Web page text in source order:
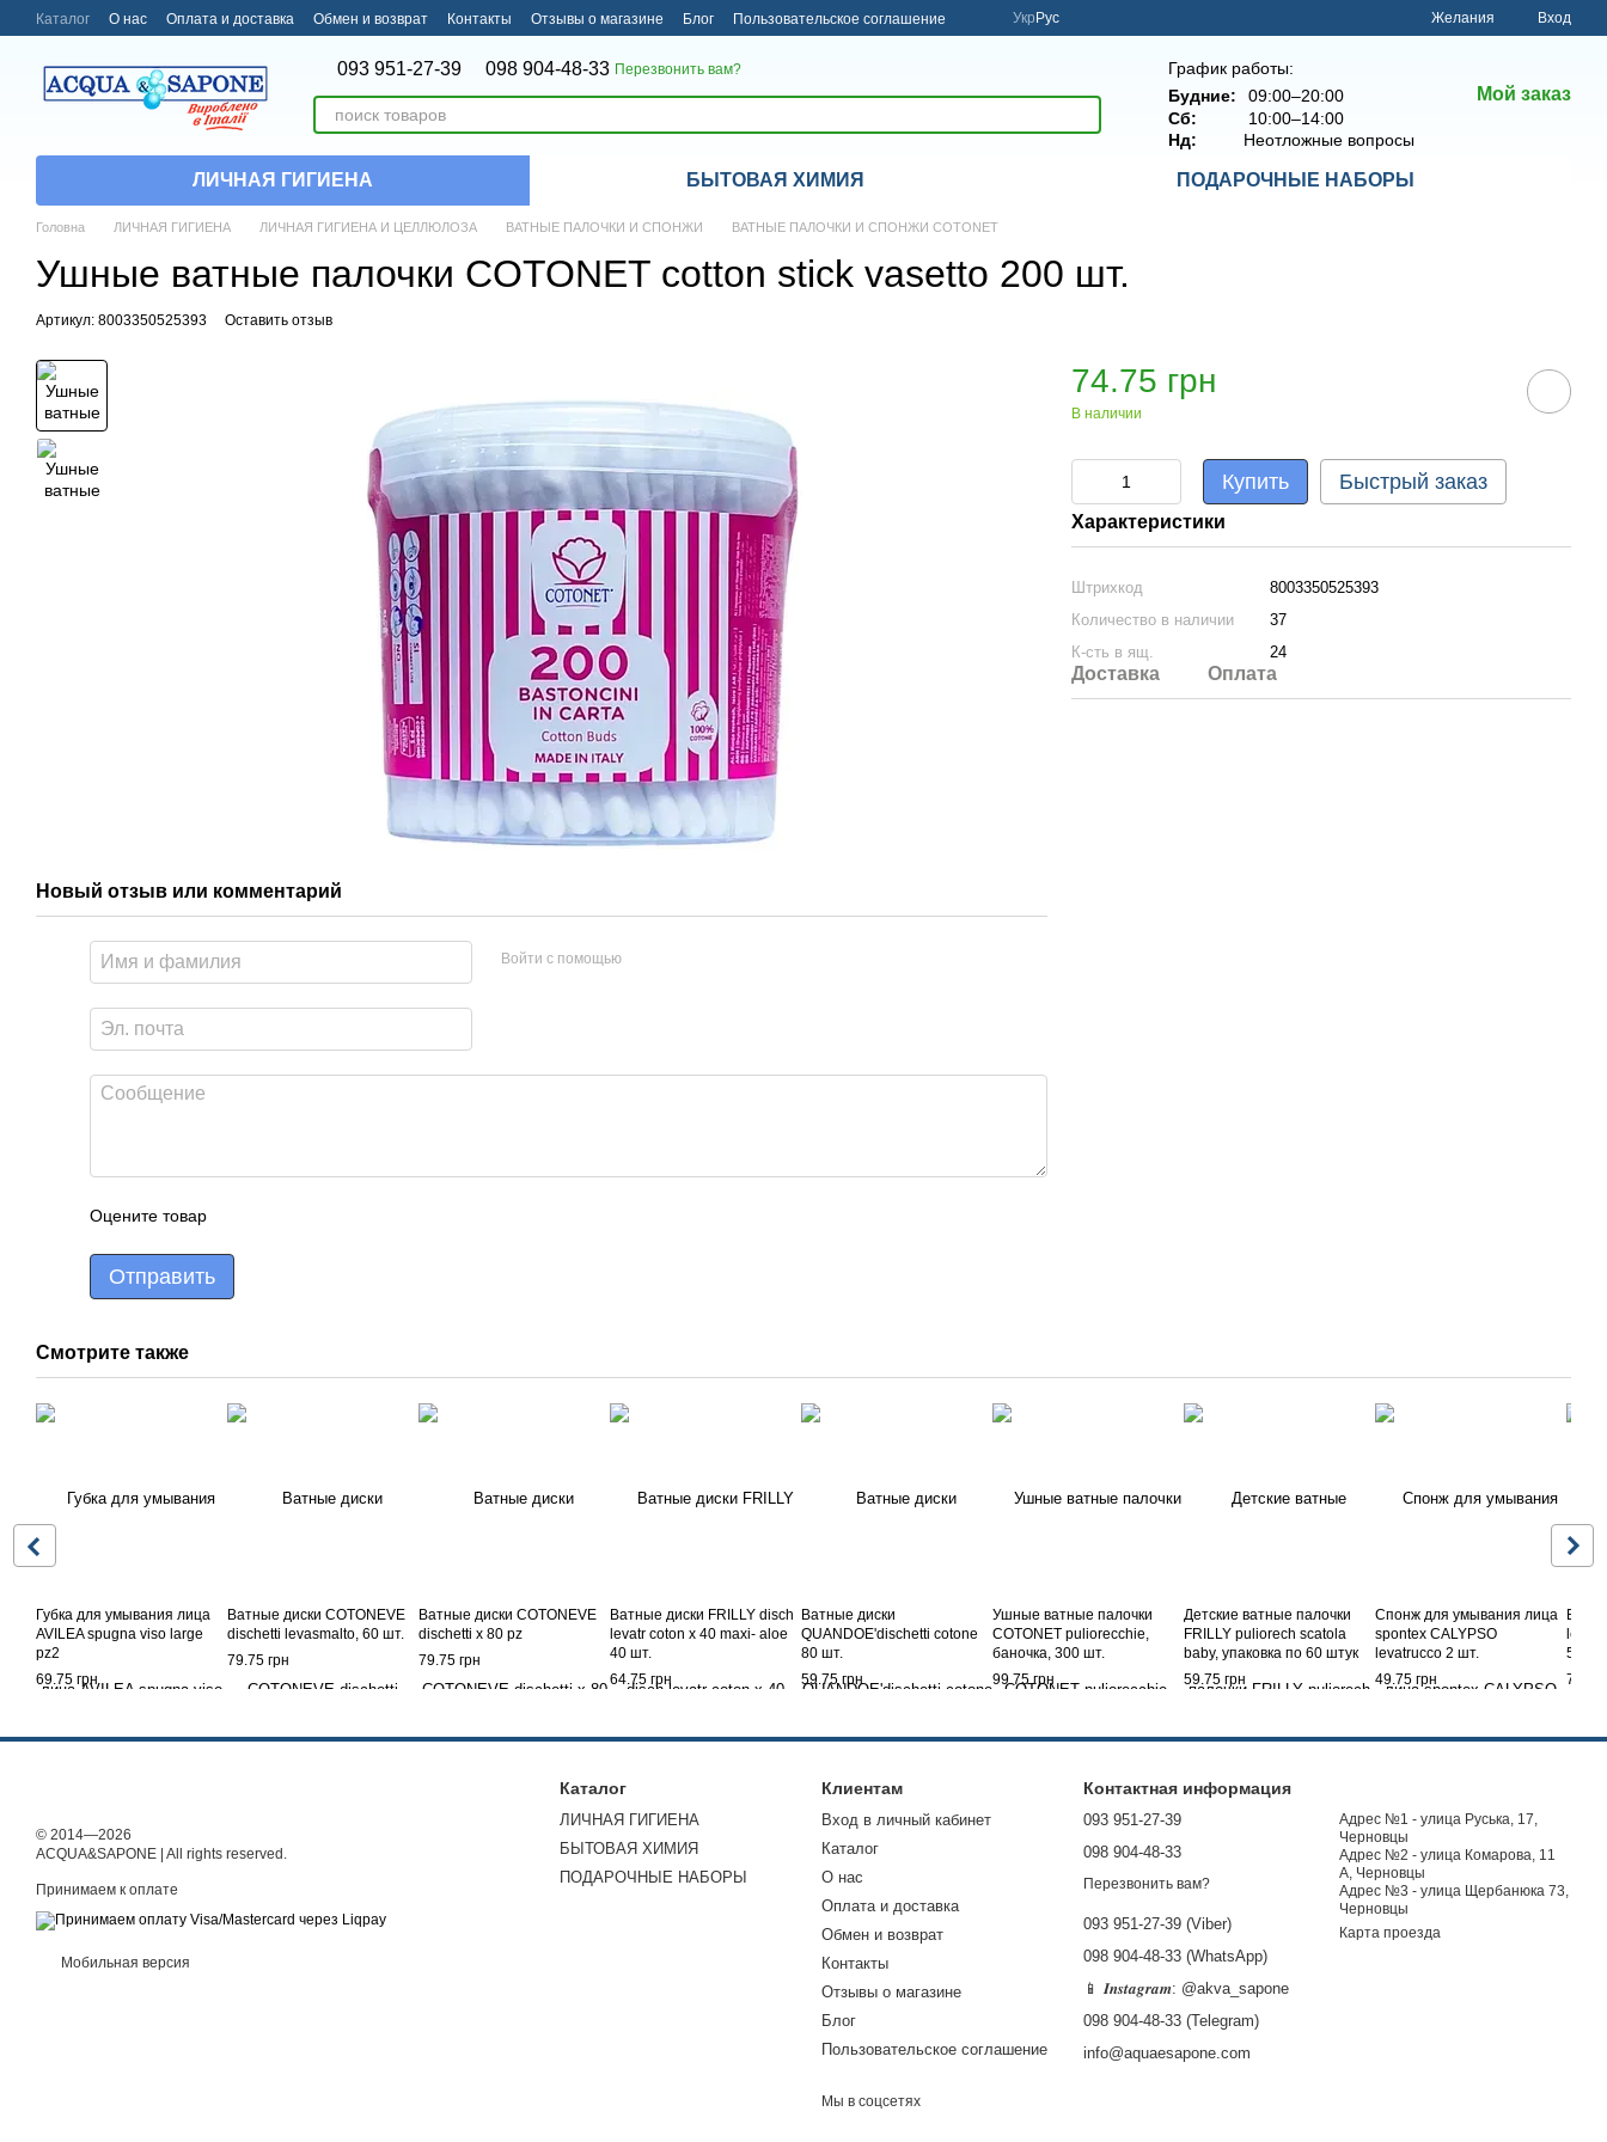
Перейти к основному контенту
Каталог О нас Оплата и доставка Обмен и возврат Контакты Отзывы о магазине Блог Пользовательское соглашение Укр Рус Желания Вход
093 951-27-39 098 904-48-33 Перезвонить вам?
График работы:
Будние:
09:00–20:00
Сб:
10:00–14:00
Нд:
Неотложные вопросы
Мой заказ
ЛИЧНАЯ ГИГИЕНА БЫТОВАЯ ХИМИЯ ПОДАРОЧНЫЕ НАБОРЫ
Головна ЛИЧНАЯ ГИГИЕНА ЛИЧНАЯ ГИГИЕНА И ЦЕЛЛЮЛОЗА ВАТНЫЕ ПАЛОЧКИ И СПОНЖИ ВАТНЫЕ ПАЛОЧКИ И СПОНЖИ COTONET
Ушные ватные палочки COTONET cotton stick vasetto 200 шт.
Артикул: 8003350525393 Оставить отзыв
Новый отзыв или комментарий
Войти с помощью
Оцените товар
Отправить
74.75 грн
В наличии
Купить Быстрый заказ
Характеристики
Штрихкод
8003350525393
Количество в наличии
37
К-сть в ящ.
24
Доставка Оплата
Смотрите также
Губка для умывания лица
AVILEA spugna viso large
pz2
69.75 грн
Ватные диски COTONEVE
dischetti levasmalto, 60 шт.
79.75 грн
Ватные диски COTONEVE
dischetti x 80 pz
79.75 грн
Ватные диски FRILLY disch
levatr coton x 40 maxi- aloe
40 шт.
64.75 грн
Ватные диски
QUANDOE'dischetti cotone
80 шт.
59.75 грн
Ушные ватные палочки
COTONET puliorecchie,
баночка, 300 шт.
99.75 грн
Детские ватные палочки
FRILLY puliorech scatola
baby, упаковка по 60 штук
59.75 грн
Спонж для умывания лица
spontex CALYPSO
levatrucco 2 шт.
49.75 грн
50 шт.
79.75
© 2014—2026
ACQUA&SAPONE | All rights reserved.
Принимаем к оплате
Мобильная версия
Каталог
ЛИЧНАЯ ГИГИЕНА
БЫТОВАЯ ХИМИЯ
ПОДАРОЧНЫЕ НАБОРЫ
Клиентам
Вход в личный кабинет
Каталог
О нас
Оплата и доставка
Обмен и возврат
Контакты
Отзывы о магазине
Блог
Пользовательское соглашение
Мы в соцсетях
Контактная информация
093 951-27-39
098 904-48-33
Перезвонить вам?
093 951-27-39 (Viber)
098 904-48-33 (WhatsApp)
📱 𝑰𝒏𝒔𝒕𝒂𝒈𝒓𝒂𝒎: @akva_sapone
098 904-48-33 (Telegram)
info@aquaesapone.com
Адрес №1 - улица Руська, 17,
Черновцы
Адрес №2 - улица Комарова, 11
А, Черновцы
Адрес №3 - улица Щербанюка 73,
Черновцы
Карта проезда